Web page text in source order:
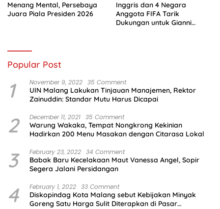
Menang Mental, Persebaya
Juara Piala Presiden 2026
Inggris dan 4 Negara
Anggota FIFA Tarik
Dukungan untuk Gianni
Popular Post
1 November 9, 2022 35 Comment
UIN Malang Lakukan Tinjauan Manajemen, Rektor
Zainuddin: Standar Mutu Harus Dicapai
2 December 11, 2021 35 Comment
Warung Wakaka, Tempat Nongkrong Kekinian
Hadirkan 200 Menu Masakan dengan Citarasa Lokal
3 February 23, 2022 34 Comment
Babak Baru Kecelakaan Maut Vanessa Angel, Sopir
Segera Jalani Persidangan
4 February 1, 2022 33 Comment
Diskopindag Kota Malang sebut Kebijakan Minyak
Goreng Satu Harga Sulit Diterapkan di Pasar